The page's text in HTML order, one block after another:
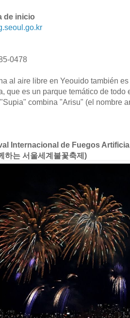
de inicio
0478
al aire libre en Yeouido también
que es un parque temático de todo
combina "Arisu" (el nombre
Internacional de Fuegos
하는 서울세계불꽃축제)